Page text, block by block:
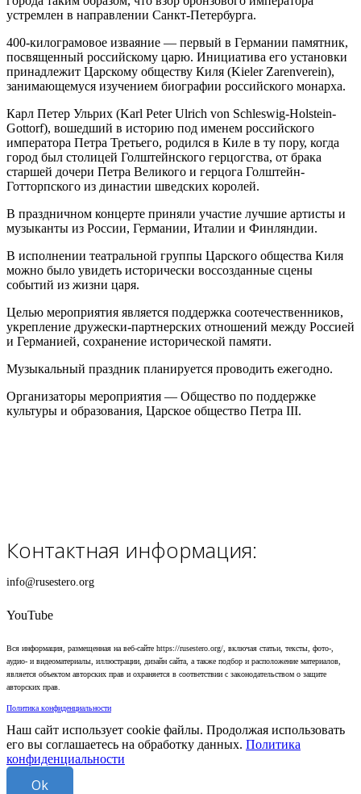
устремлен в направлении Санкт-Петербурга.
400-килограмовое изваяние — первый в Германии памятник,
посвященный российскому царю. Инициатива его установки
принадлежит Царскому обществу Киля (Kieler Zarenverein),
занимающемуся изучением биографии российского монарха.
Карл Петер Ульрих (Karl Peter Ulrich von Schleswig-Holstein-
Gottorf), вошедший в историю под именем российского
императора Петра Третьего, родился в Киле в ту пору, когда
город был столицей Голштейнского герцогства, от брака
старшей дочери Петра Великого и герцога Голштейн-
Готторпского из династии шведских королей.
В праздничном концерте приняли участие лучшие артисты и
музыканты из России, Германии, Италии и Финляндии.
В исполнении театральной группы Царского общества Киля
можно было увидеть исторически воссозданные сцены
событий из жизни царя.
Целью мероприятия является поддержка соотечественников,
укрепление дружески-партнерских отношений между Россией
и Германией, сохранение исторической памяти.
Музыкальный праздник планируется проводить ежегодно.
Организаторы мероприятия — Общество по поддержке
культуры и образования, Царское общество Петра III.
Контактная информация:
info@rusestero.org
YouTube
Вся информация, размещенная на веб-сайте https://rusestero.org/, включая статьи, тексты, фото-,
аудио- и видеоматериалы, иллюстрации, дизайн сайта, а также подбор и расположение материалов,
является объектом авторских прав и охраняется в соответствии с законодательством о защите
авторских прав.
Политика конфиденциальности
Наш сайт использует cookie файлы. Продолжая использовать
его вы соглашаетесь на обработку данных. Политика
конфиденциальности
Ok